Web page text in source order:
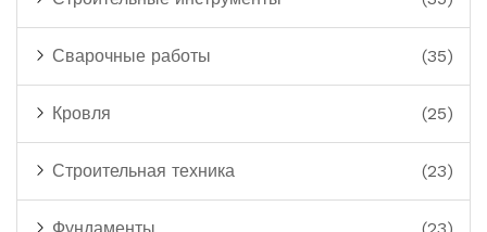
Сварочные работы (35)
Кровля (25)
Строительная техника (23)